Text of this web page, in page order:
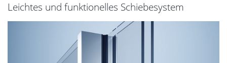
Leichtes und funktionelles Schiebesystem